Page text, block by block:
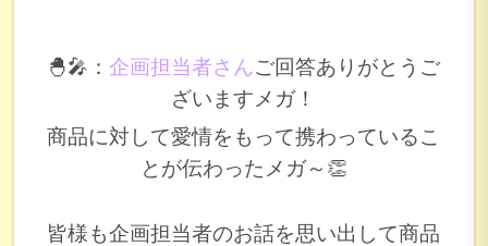
🐣🎤：企画担当者さんご回答ありがとうご
ざいますメガ！
商品に対して愛情をもって携わっているこ
とが伝わったメガ～👏
皆様も企画担当者のお話を思い出して商品